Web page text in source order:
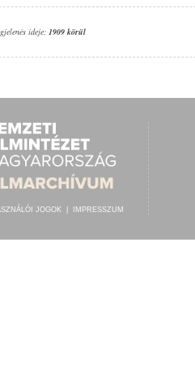
ideje: 1909 körül
JOGOK IMPRESSZUM